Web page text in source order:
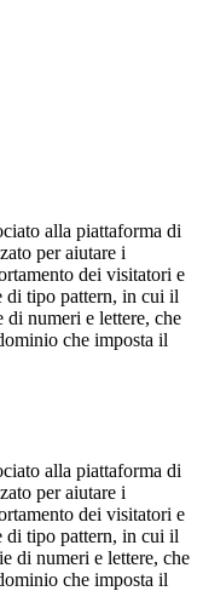
alla piattaforma di
per aiutare i
dei visitatori e
di tipo pattern, in cui il
di numeri e lettere, che
che imposta il
alla piattaforma di
per aiutare i
dei visitatori e
di tipo pattern, in cui il
di numeri e lettere, che
che imposta il